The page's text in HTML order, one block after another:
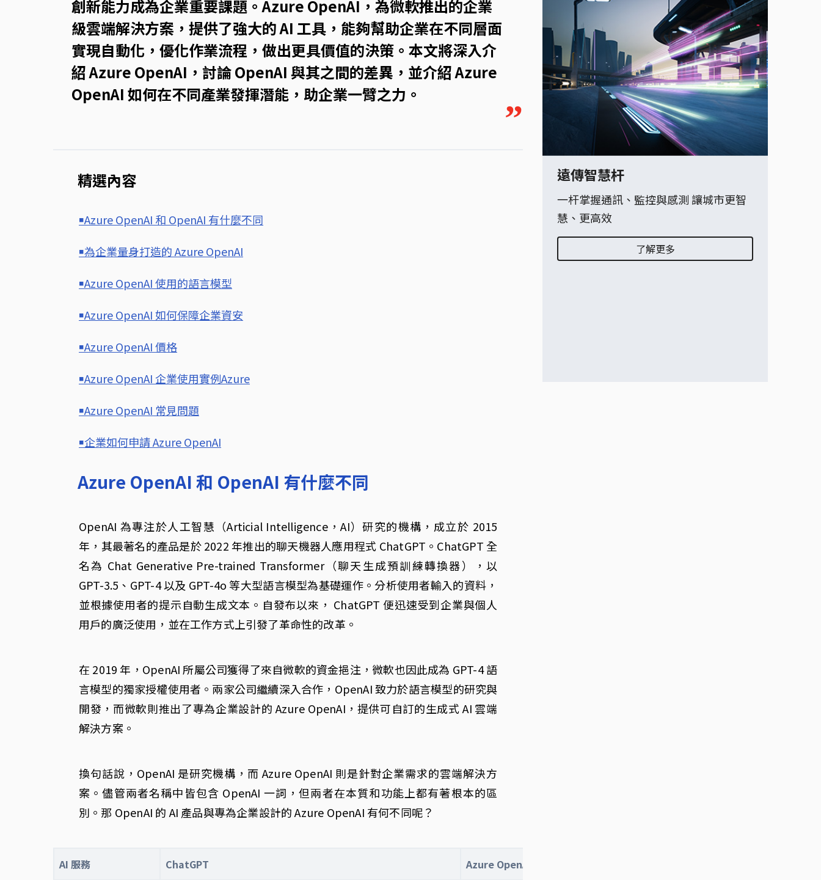
創新能力成為企業重要課題。Azure OpenAI，為微軟推出的企業
級雲端解決方案，提供了強大的 AI 工具，能夠幫助企業在不同層面
實現自動化，優化作業流程，做出更具價值的決策。本文將深入介
紹 Azure OpenAI，討論 OpenAI 與其之間的差異，並介紹 Azure
OpenAI 如何在不同產業發揮潛能，助企業一臂之力。
”
精選內容
￭Azure OpenAI 和 OpenAI 有什麼不同
￭為企業量身打造的 Azure OpenAI
￭Azure OpenAI 使用的語言模型
￭Azure OpenAI 如何保障企業資安
￭Azure OpenAI 價格
￭Azure OpenAI 企業使用實例Azure
￭Azure OpenAI 常見問題
￭企業如何申請 Azure OpenAI
Azure OpenAI 和 OpenAI 有什麼不同
OpenAI 為專注於人工智慧（Articial Intelligence，AI）研究的機構，成立於 2015
年，其最著名的產品是於 2022 年推出的聊天機器人應用程式 ChatGPT。ChatGPT 全
名為 Chat Generative Pre-trained Transformer（聊天生成預訓練轉換器），以
GPT-3.5、GPT-4 以及 GPT-4o 等大型語言模型為基礎運作。分析使用者輸入的資料，
並根據使用者的提示自動生成文本。自發布以來， ChatGPT 便迅速受到企業與個人
用戶的廣泛使用，並在工作方式上引發了革命性的改革。
在 2019 年，OpenAI 所屬公司獲得了來自微軟的資金挹注，微軟也因此成為 GPT-4 語
言模型的獨家授權使用者。兩家公司繼續深入合作，OpenAI 致力於語言模型的研究與
開發，而微軟則推出了專為企業設計的 Azure OpenAI，提供可自訂的生成式 AI 雲端
解決方案。
換句話說，OpenAI 是研究機構，而 Azure OpenAI 則是針對企業需求的雲端解決方
案。儘管兩者名稱中皆包含 OpenAI 一詞，但兩者在本質和功能上都有著根本的區
別。那 OpenAI 的 AI 產品與專為企業設計的 Azure OpenAI 有何不同呢？
AI 服務 ChatGPT Azure OpenAI
遠傳智慧杆
一杆掌握通訊、監控與感測 讓城市更智
慧、更高效
了解更多